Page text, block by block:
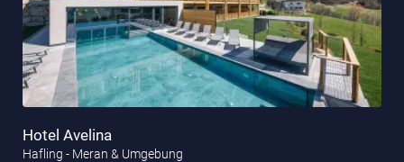
Hotel Avelina
Hafling - Meran & Umgebung